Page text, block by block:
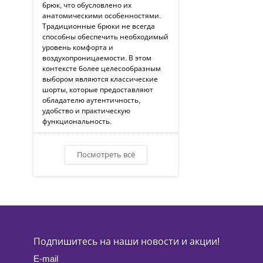
брюк, что обусловлено их
анатомическими особенностями.
Традиционные брюки не всегда
способны обеспечить необходимый
уровень комфорта и
воздухопроницаемости. В этом
контексте более целесообразным
выбором являются классические
шорты, которые предоставляют
обладателю аутентичность,
удобство и практическую
функциональность.
Посмотреть всё
Подпишитесь на наши новости и акции!